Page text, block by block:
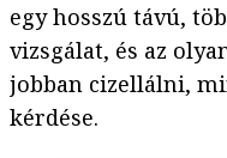
egy hosszú távú,
vizsgálat, és az
jobban cizellálni,
kérdése.